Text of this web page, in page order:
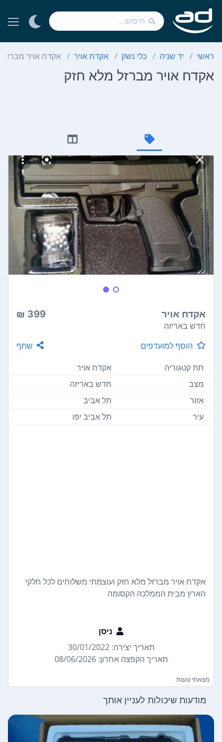
ראשי יד שניה כלי נשק אקדח אויר אקדח אויר
אקדח אויר מברזל מלא חזק
אקדח אויר 399 ₪
חדש באריזה
הוסף למועדפים
שתף
תת קטגוריה
אקדח אויר
מצב
חדש באריזה
אזור
תל אביב
עיר
תל אביב יפו
אקדח אויר מברזל מלא חזק ועוצמתי משלוחים לכל חלקי
הארץ מבית הממלכה הקסומה
ניסן
תאריך יצירה: 30/01/2022
תאריך הקפצה אחרון: 08/06/2026
מצאתי טעות
מודעות שיכולות לעניין אותך